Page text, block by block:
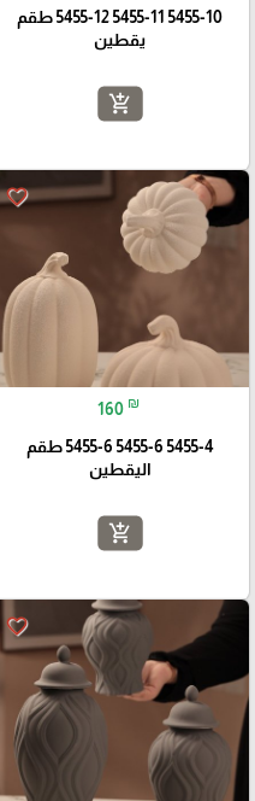
5455-10 5455-11 5455-12 طقم
يقطين
add_shopping_cart
favorite_border
160 ₪
5455-4 5455-6 5455-6 طقم
اليقطين
add_shopping_cart
favorite_border